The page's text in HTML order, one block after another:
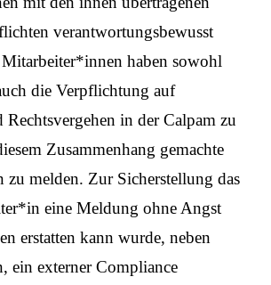
verantwortungsbewusst
haben sowohl
die Verpflichtung auf
Rechtsvergehen in der Calpam zu
Zusammenhang gemachte
zu melden. Zur Sicherstellung das
eine Meldung ohne Angst
erstatten kann wurde, neben
ein externer Compliance